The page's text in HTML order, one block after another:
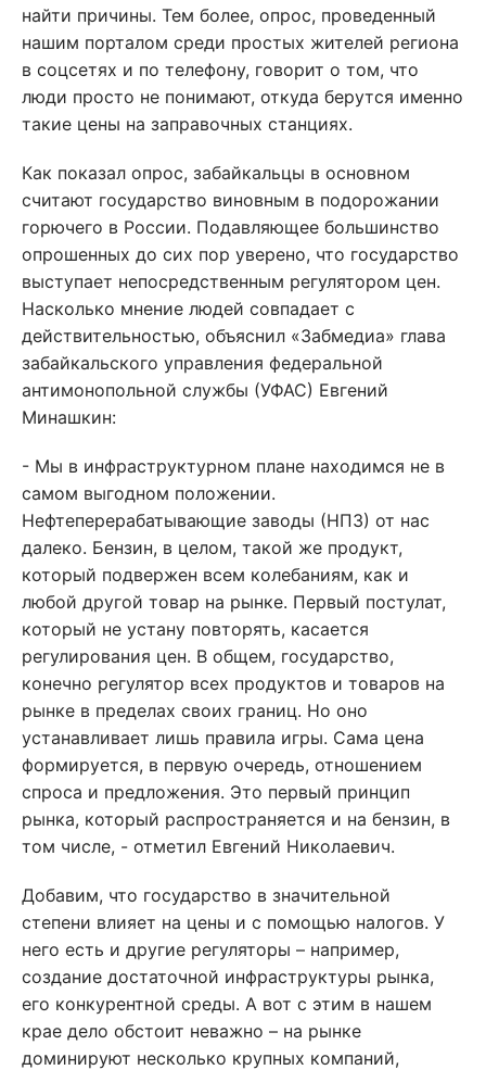
найти причины. Тем более, опрос, проведенный
нашим порталом среди простых жителей региона
в соцсетях и по телефону, говорит о том, что
люди просто не понимают, откуда берутся именно
такие цены на заправочных станциях.
Как показал опрос, забайкальцы в основном
считают государство виновным в подорожании
горючего в России. Подавляющее большинство
опрошенных до сих пор уверено, что государство
выступает непосредственным регулятором цен.
Насколько мнение людей совпадает с
действительностью, объяснил «Забмедиа» глава
забайкальского управления федеральной
антимонопольной службы (УФАС) Евгений
Минашкин:
- Мы в инфраструктурном плане находимся не в
самом выгодном положении.
Нефтеперерабатывающие заводы (НПЗ) от нас
далеко. Бензин, в целом, такой же продукт,
который подвержен всем колебаниям, как и
любой другой товар на рынке. Первый постулат,
который не устану повторять, касается
регулирования цен. В общем, государство,
конечно регулятор всех продуктов и товаров на
рынке в пределах своих границ. Но оно
устанавливает лишь правила игры. Сама цена
формируется, в первую очередь, отношением
спроса и предложения. Это первый принцип
рынка, который распространяется и на бензин, в
том числе, - отметил Евгений Николаевич.
Добавим, что государство в значительной
степени влияет на цены и с помощью налогов. У
него есть и другие регуляторы – например,
создание достаточной инфраструктуры рынка,
его конкурентной среды. А вот с этим в нашем
крае дело обстоит неважно – на рынке
доминируют несколько крупных компаний,